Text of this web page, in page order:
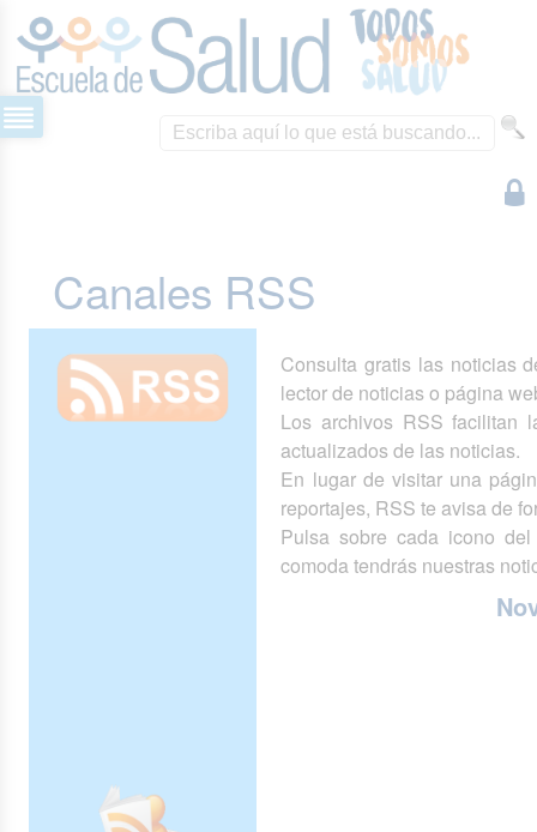
Canales RSS
Consulta gratis las noticias
lector de noticias o página
Los archivos RSS facilitan
actualizados de las noticias.
En lugar de visitar una
reportajes, RSS te avisa de
Pulsa sobre cada icono
comoda tendrás nuestras